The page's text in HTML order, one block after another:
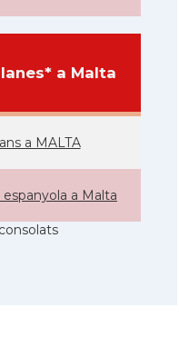
a Malta
a MALTA
a Malta